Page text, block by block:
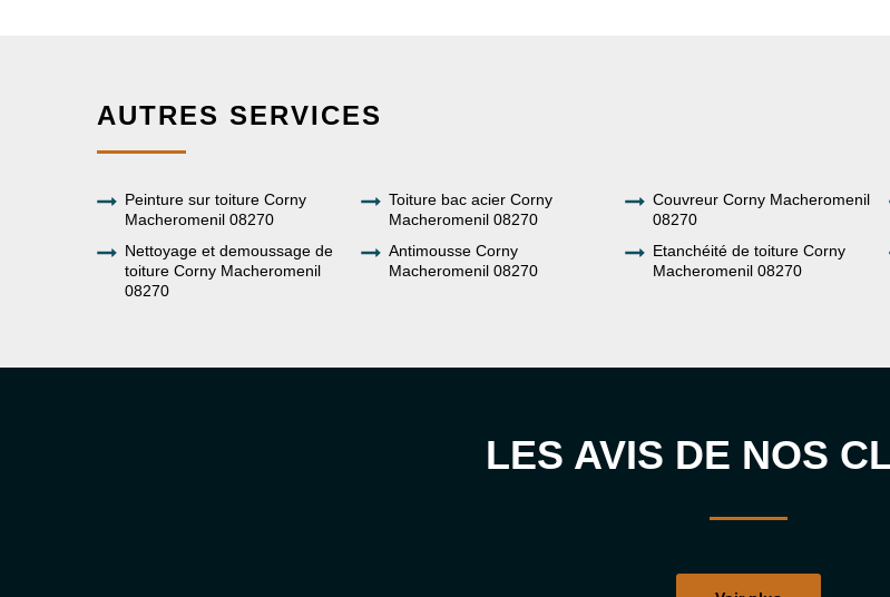
AUTRES SERVICES
Peinture sur toiture Corny
Macheromenil 08270
Toiture bac acier Corny
Macheromenil 08270
Couvreur Corny Macheromenil
08270
Nettoyage et demoussage de
toiture Corny Macheromenil
08270
Antimousse Corny
Macheromenil 08270
Etanchéité de toiture Corny
Macheromenil 08270
LES AVIS DE NOS